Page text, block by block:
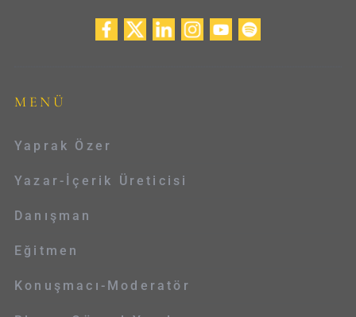
MENÜ
Yaprak Özer
Yazar-İçerik Üreticisi
Danışman
Eğitmen
Konuşmacı-Moderatör